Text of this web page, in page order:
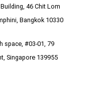
46 Chit Lom
Bangkok 10330
space, #03-01, 79
Singapore 139955